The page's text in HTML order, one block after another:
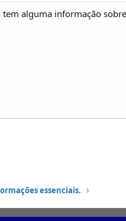
alguma informação
essenciais.